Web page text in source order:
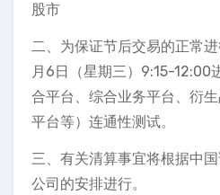
股市
二、为保证节后交易的正常
月6日（星期三）9:15-12:00
合平台、综合业务平台、衍
平台等）连通性测试。
三、有关清算事宜将根据中
公司的安排进行。